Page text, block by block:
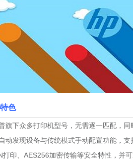
色
旗下众多打印机型号，无需逐一匹配，
动发现设备与传统模式手动配置功能，
印、AES256加密传输等安全特性，并